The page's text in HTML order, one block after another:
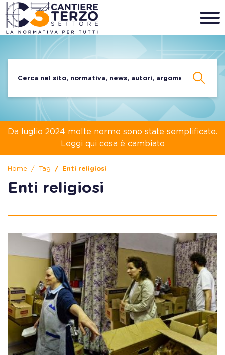
Da luglio 2024 molte norme sono state semplificate.
Leggi qui cosa è cambiato
Home Tag Enti religiosi
Enti religiosi